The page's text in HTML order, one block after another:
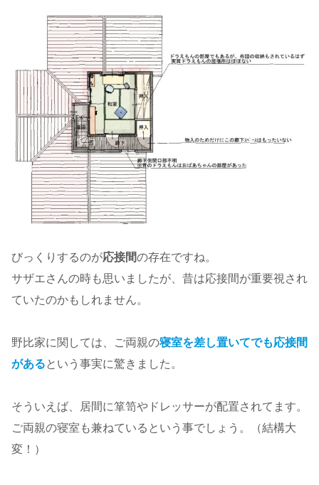
びっくりするのが応接間の存在ですね。
サザエさんの時も思いましたが、昔は応接間が重要視され
ていたのかもしれません。
野比家に関しては、ご両親の寝室を差し置いてでも応接間
がある という事実に驚きました。
そういえば、居間に箪笥やドレッサーが配置されてます。
ご両親の寝室も兼ねているという事でしょう。（結構大
変！）